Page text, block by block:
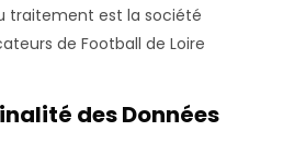
traitement est la société
de Football de Loire
des Données